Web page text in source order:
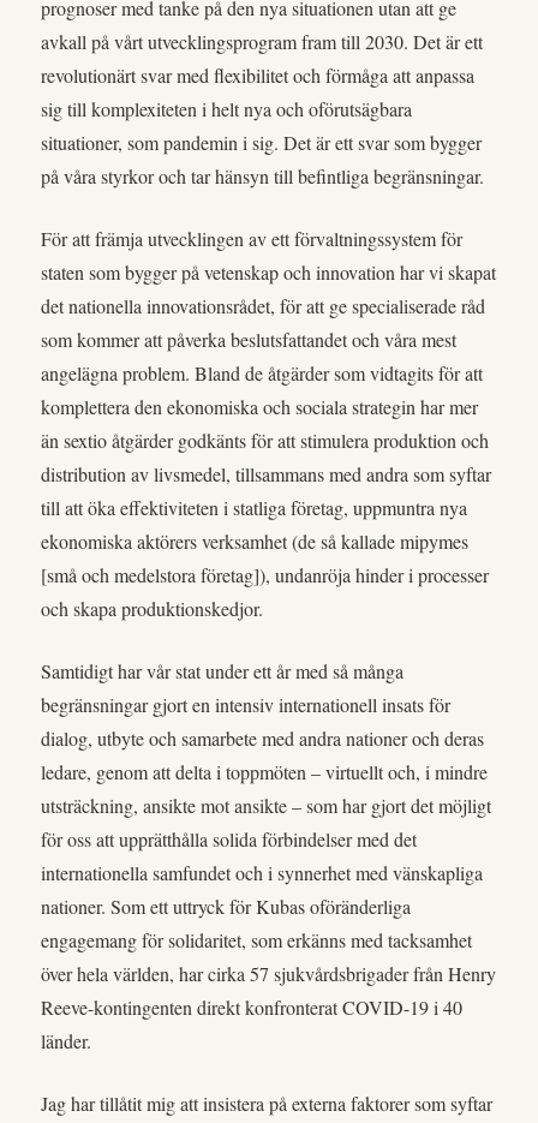
prognoser med tanke på den nya situationen utan att ge
avkall på vårt utvecklingsprogram fram till 2030. Det är ett
revolutionärt svar med flexibilitet och förmåga att anpassa
sig till komplexiteten i helt nya och oförutsägbara
situationer, som pandemin i sig. Det är ett svar som bygger
på våra styrkor och tar hänsyn till befintliga begränsningar.
För att främja utvecklingen av ett förvaltningssystem för
staten som bygger på vetenskap och innovation har vi skapat
det nationella innovationsrådet, för att ge specialiserade råd
som kommer att påverka beslutsfattandet och våra mest
angelägna problem. Bland de åtgärder som vidtagits för att
komplettera den ekonomiska och sociala strategin har mer
än sextio åtgärder godkänts för att stimulera produktion och
distribution av livsmedel, tillsammans med andra som syftar
till att öka effektiviteten i statliga företag, uppmuntra nya
ekonomiska aktörers verksamhet (de så kallade mipymes
[små och medelstora företag]), undanröja hinder i processer
och skapa produktionskedjor.
Samtidigt har vår stat under ett år med så många
begränsningar gjort en intensiv internationell insats för
dialog, utbyte och samarbete med andra nationer och deras
ledare, genom att delta i toppmöten – virtuellt och, i mindre
utsträckning, ansikte mot ansikte – som har gjort det möjligt
för oss att upprätthålla solida förbindelser med det
internationella samfundet och i synnerhet med vänskapliga
nationer. Som ett uttryck för Kubas oföränderliga
engagemang för solidaritet, som erkänns med tacksamhet
över hela världen, har cirka 57 sjukvårdsbrigader från Henry
Reeve-kontingenten direkt konfronterat COVID-19 i 40
länder.
Jag har tillåtit mig att insistera på externa faktorer som syftar